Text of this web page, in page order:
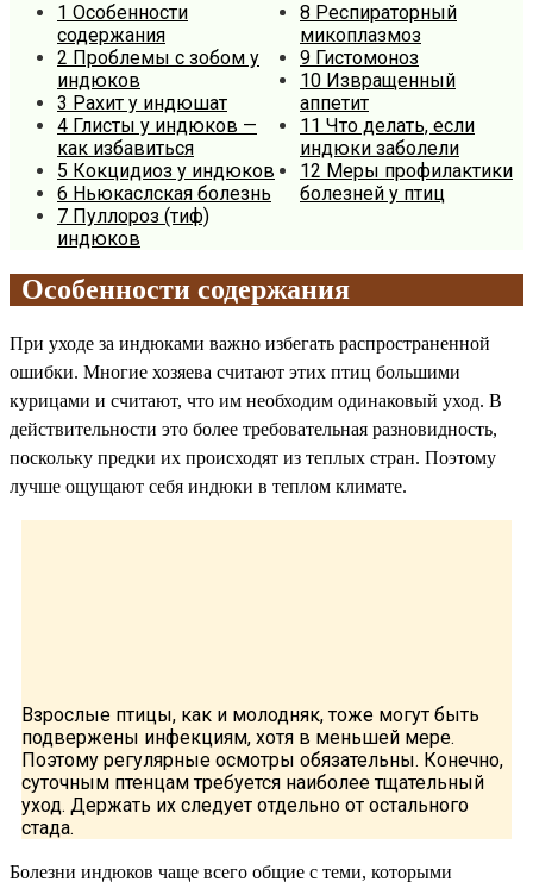
1 Особенности
содержания
2 Проблемы с зобом у
индюков
3 Рахит у индюшат
4 Глисты у индюков —
как избавиться
5 Кокцидиоз у индюков
6 Ньюкаслская болезнь
7 Пуллороз (тиф)
индюков
8 Респираторный
микоплазмоз
9 Гистомоноз
10 Извращенный
аппетит
11 Что делать, если
индюки заболели
12 Меры профилактики
болезней у птиц
Особенности содержания
При уходе за индюками важно избегать распространенной
ошибки. Многие хозяева считают этих птиц большими
курицами и считают, что им необходим одинаковый уход. В
действительности это более требовательная разновидность,
поскольку предки их происходят из теплых стран. Поэтому
лучше ощущают себя индюки в теплом климате.
Взрослые птицы, как и молодняк, тоже могут быть
подвержены инфекциям, хотя в меньшей мере.
Поэтому регулярные осмотры обязательны. Конечно,
суточным птенцам требуется наиболее тщательный
уход. Держать их следует отдельно от остального
стада.
Болезни индюков чаще всего общие с теми, которыми